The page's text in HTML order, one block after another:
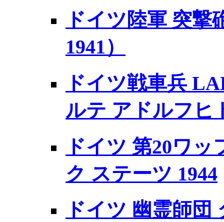
ドイツ陸軍 突
1941）
ドイツ戦車兵
ルテ アドルフヒ
ドイツ 第20ワ
ク ステーツ 1944
ドイツ 幽霊師団